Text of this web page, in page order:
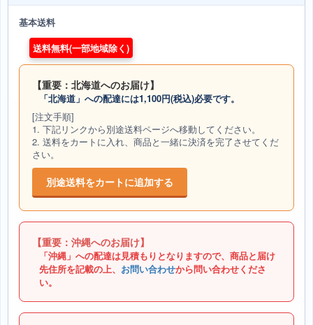
基本送料
送料無料(一部地域除く)
【重要：北海道へのお届け】
「北海道」への配達には1,100円(税込)必要です。
[注文手順]
1. 下記リンクから別途送料ページへ移動してください。
2. 送料をカートに入れ、商品と一緒に決済を完了させてくだ
さい。
別途送料をカートに追加する
【重要：沖縄へのお届け】
「沖縄」への配達は見積もりとなりますので、商品と届け
先住所を記載の上、 お問い合わせから問い合わせくださ
い。